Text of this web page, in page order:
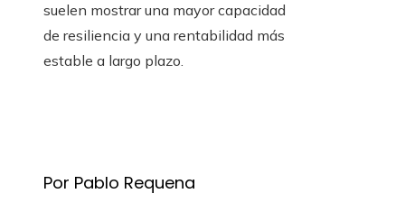
suelen mostrar una mayor capacidad
de resiliencia y una rentabilidad más
estable a largo plazo.
Por Pablo Requena